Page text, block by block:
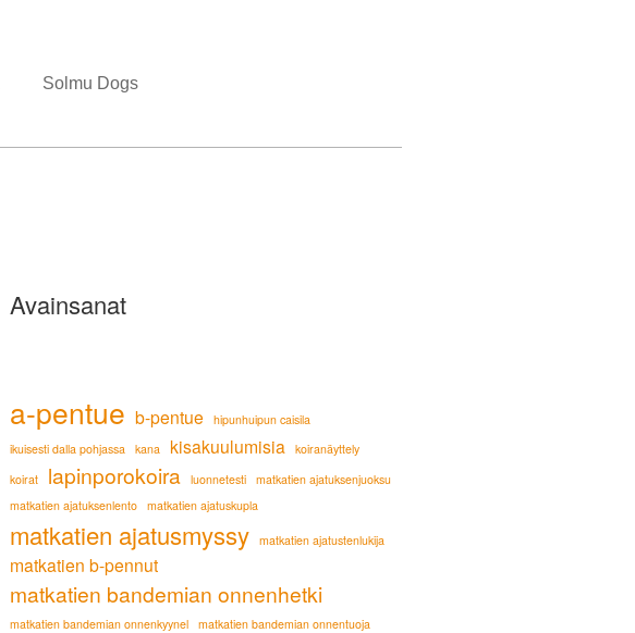
Solmu Dogs
Avainsanat
a-pentue b-pentue
hipunhuipun caisila
ikuisesti dalla pohjassa
kana kisakuulumisia
koiranäyttely
koirat
lapinporokoira luonnetesti
matkatien ajatuksenjuoksu
matkatien ajatuksenlento
matkatien ajatuskupla
matkatien ajatusmyssy matkatien ajatustenlukija
matkatien b-pennut
matkatien bandemian onnenhetki
matkatien bandemian onnenkyynel matkatien bandemian onnentuoja